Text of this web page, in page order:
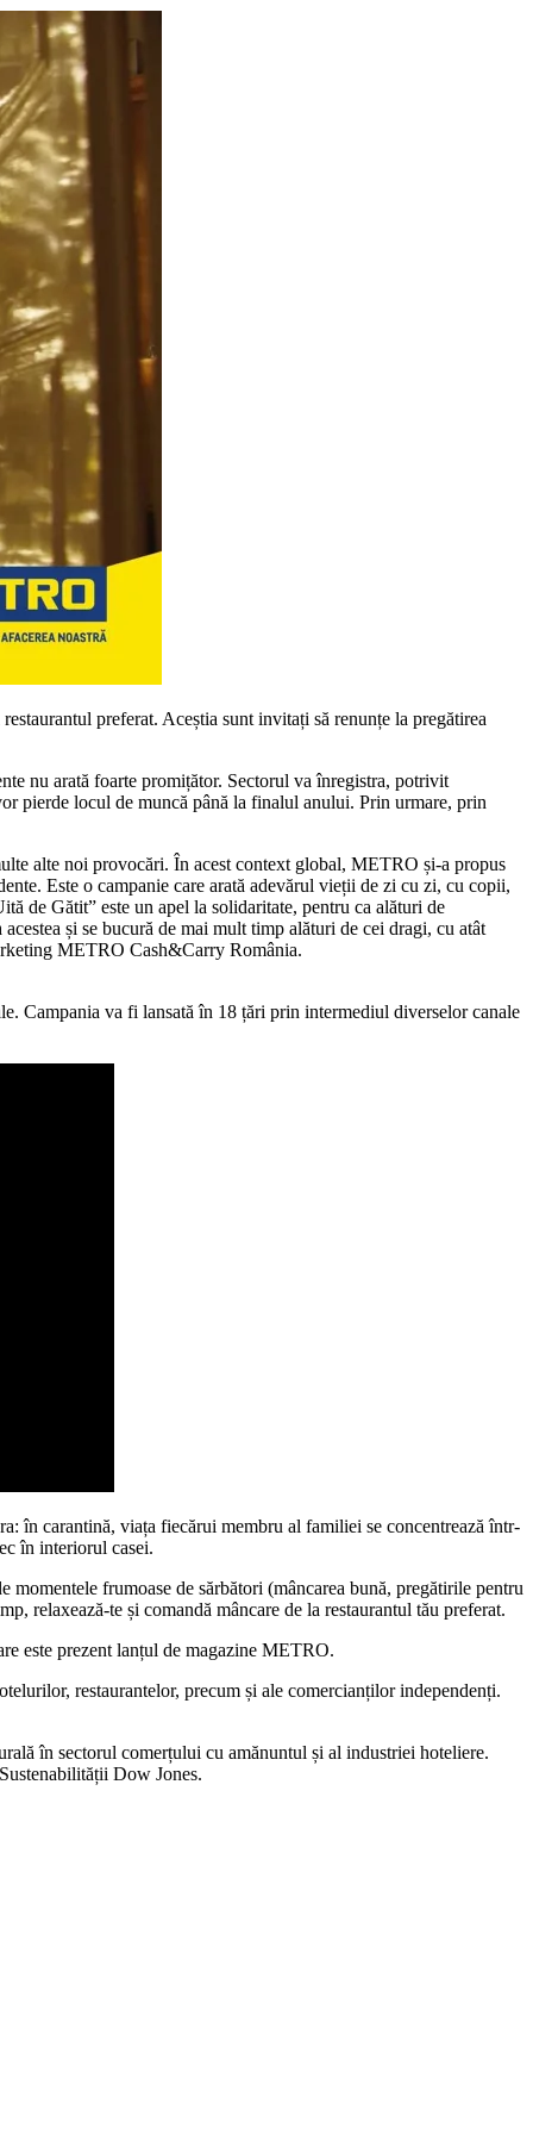
preferat. Aceștia sunt invitați să renunțe la pregătirea
nu arată foarte promițător. Sectorul va înregistra, potrivit
pierde locul de muncă până la finalul anului. Prin urmare, prin
alte noi provocări. În acest context global, METRO și-a propus
Este o campanie care arată adevărul vieții de zi cu zi, cu copii,
de Gătit” este un apel la solidaritate, pentru ca alături de
și se bucură de mai mult timp alături de cei dragi, cu atât
METRO Cash&Carry România.
Campania va fi lansată în 18 țări prin intermediul diverselor canale
în carantină, viața fiecărui membru al familiei se concentrează într-
în interiorul casei.
frumoase de sărbători (mâncarea bună, pregătirile pentru
relaxează-te și comandă mâncare de la restaurantul tău preferat.
este prezent lanțul de magazine METRO.
restaurantelor, precum și ale comercianților independenți.
în sectorul comerțului cu amănuntul și al industriei hoteliere.
Dow Jones.